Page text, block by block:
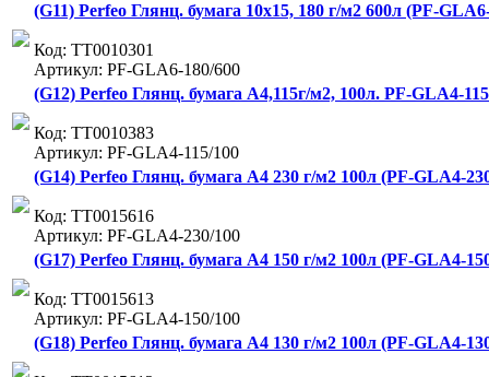
(G11) Perfeo Глянц. бумага 10х15, 180 г/м2 600л (PF-
Код: ТТ0010301
Артикул: PF-GLA6-180/600
(G12) Perfeo Глянц. бумага А4,115г/м2, 100л. PF-GLA4-
Код: ТТ0010383
Артикул: PF-GLA4-115/100
(G14) Perfeo Глянц. бумага А4 230 г/м2 100л (PF-GLA4-
Код: ТТ0015616
Артикул: PF-GLA4-230/100
(G17) Perfeo Глянц. бумага А4 150 г/м2 100л (PF-GLA4-
Код: ТТ0015613
Артикул: PF-GLA4-150/100
(G18) Perfeo Глянц. бумага А4 130 г/м2 100л (PF-GLA4-